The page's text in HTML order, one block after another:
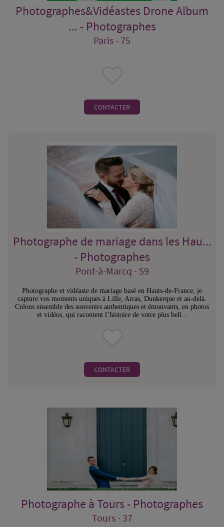
Photographes&Vidéastes Drone Album
... - Photographes
Paris - 75
CONTACTER
Photographe de mariage dans les Hau...
- Photographes
Pont-à-Marcq - 59
Photographe et vidéaste de mariage basé en Hauts-de-France, je
capture vos moments uniques à Lille, Arras, Dunkerque et au-delà.
Créons ensemble des souvenirs authentiques et émouvants, en photos
et vidéos, qui racontent l’histoire de votre plus bell...
CONTACTER
Photographe à Tours - Photographes
Tours - 37